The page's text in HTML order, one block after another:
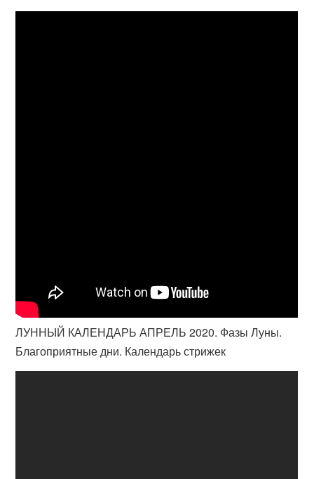
ЛУННЫЙ КАЛЕНДАРЬ АПРЕЛЬ 2020. Фазы Луны.
Благоприятные дни. Календарь стрижек